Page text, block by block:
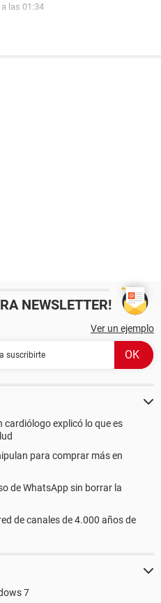
las 01:34
NEWSLETTER!
Ver un ejemplo
cardiólogo explicó lo que es
para comprar más en
de WhatsApp sin borrar la
de canales de 4.000 años de
7